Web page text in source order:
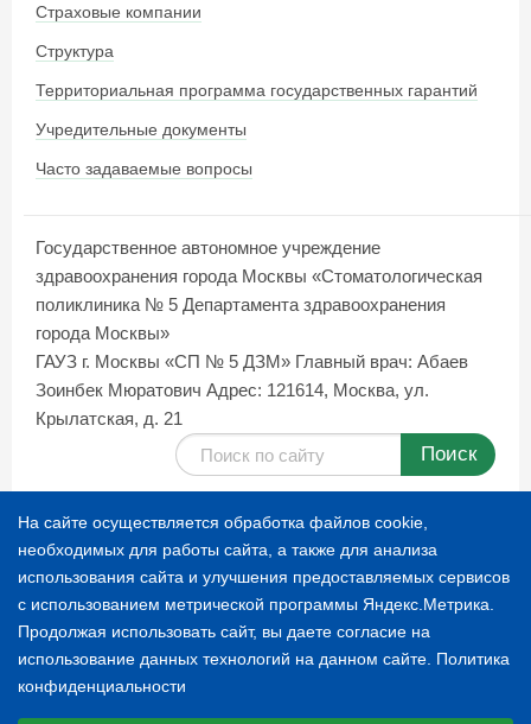
Страховые компании
Структура
Территориальная программа государственных гарантий
Учредительные документы
Часто задаваемые вопросы
Государственное автономное учреждение
здравоохранения города Москвы «Стоматологическая
поликлиника № 5 Департамента здравоохранения
города Москвы»
ГАУЗ г. Москвы «СП № 5 ДЗМ» Главный врач: Абаев
Зоинбек Мюратович Адрес: 121614, Москва, ул.
Крылатская, д. 21
Поиск
Карта сайта
© 1996-2026 СТОМАТОЛОГИЧЕСКАЯ ПОЛИКЛИНИКА
№ 5
На сайте осуществляется обработка файлов cookie,
необходимых для работы сайта, а также для анализа
использования сайта и улучшения предоставляемых сервисов
с использованием метрической программы Яндекс.Метрика.
Продолжая использовать сайт, вы даете согласие на
использование данных технологий на данном сайте. Политика
конфиденциальности